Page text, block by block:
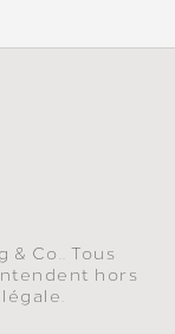
Co.. Tous
hors